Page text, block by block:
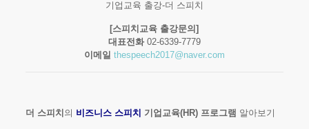
기업교육 출강-더 스피치
[스피치교육 출강문의]
대표전화02-6339-7779
이메일 thespeech2017@naver.com
더 스피치 의 비즈니스 스피치 기업교육(HR) 프로그램 알아보기